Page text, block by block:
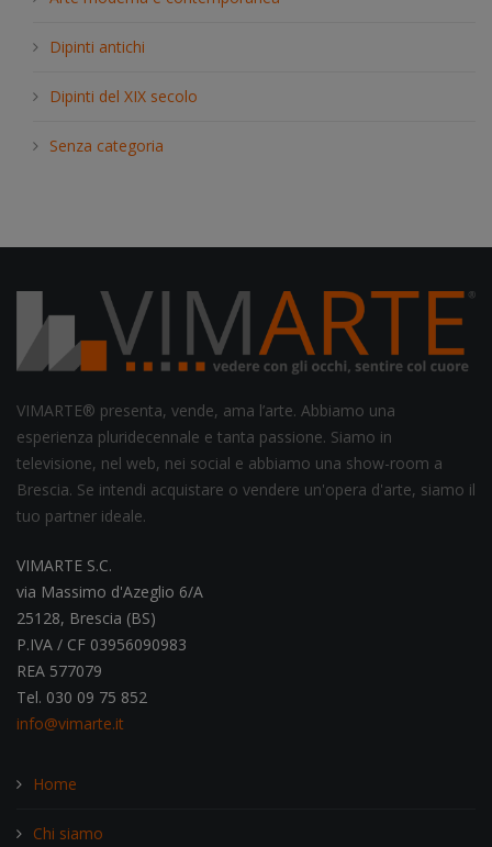
h
.
Dipinti antichi
Dipinti del XIX secolo
Senza categoria
VIMARTE® presenta, vende, ama l’arte. Abbiamo una
esperienza pluridecennale e tanta passione. Siamo in
televisione, nel web, nei social e abbiamo una show-room a
Brescia. Se intendi acquistare o vendere un'opera d'arte, siamo il
tuo partner ideale.
VIMARTE S.C.
via Massimo d'Azeglio 6/A
25128, Brescia (BS)
P.IVA / CF 03956090983
REA 577079
Tel. 030 09 75 852
info@vimarte.it
Home
Chi siamo